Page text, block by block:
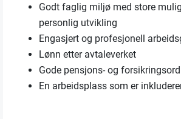
Godt faglig miljø med store
personlig utvikling
Engasjert og profesjonell
Lønn etter avtaleverket
Gode pensjons- og
En arbeidsplass som er